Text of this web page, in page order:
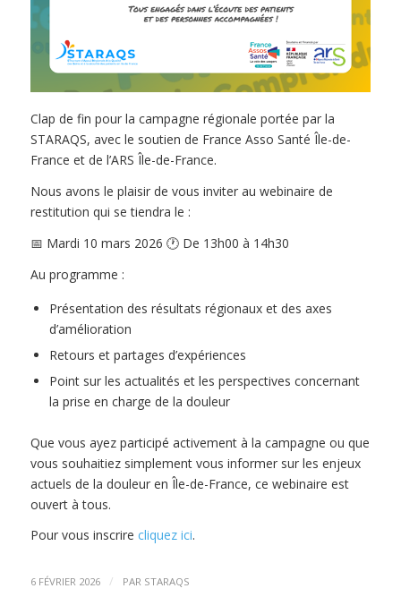
Clap de fin pour la campagne régionale portée par la
STARAQS, avec le soutien de France Asso Santé Île-de-
France et de l’ARS Île-de-France.
Nous avons le plaisir de vous inviter au webinaire de
restitution qui se tiendra le :
📅 Mardi 10 mars 2026 🕐 De 13h00 à 14h30
Au programme :
Présentation des résultats régionaux et des axes
d’amélioration
Retours et partages d’expériences
Point sur les actualités et les perspectives concernant
la prise en charge de la douleur
Que vous ayez participé activement à la campagne ou que
vous souhaitiez simplement vous informer sur les enjeux
actuels de la douleur en Île-de-France, ce webinaire est
ouvert à tous.
Pour vous inscrire cliquez ici.
6 FÉVRIER 2026 / PAR STARAQS